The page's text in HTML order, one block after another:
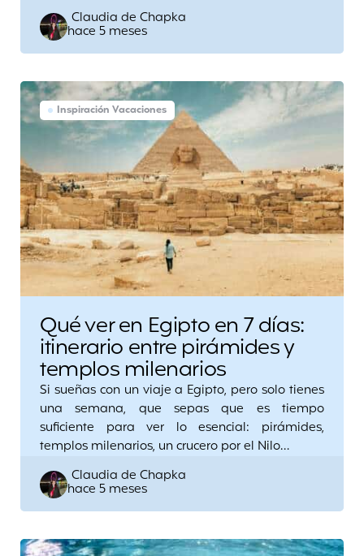
Posted
by
Claudia de Chapka
hace 5 meses
Inspiración Vacaciones
Qué ver en Egipto en 7 días:
itinerario entre pirámides y
templos milenarios
Si sueñas con un viaje a Egipto, pero solo tienes
una semana, que sepas que es tiempo
suficiente para ver lo esencial: pirámides,
templos milenarios, un crucero por el Nilo…
Posted
by
Claudia de Chapka
hace 5 meses